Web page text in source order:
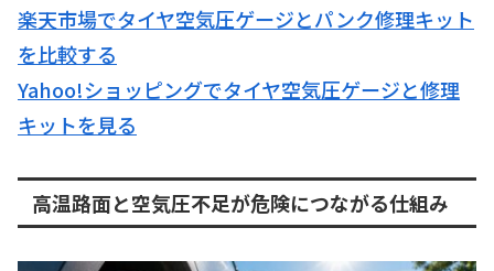
楽天市場でタイヤ空気圧ゲージとパンク修理キット
を比較する
Yahoo!ショッピングでタイヤ空気圧ゲージと修理
キットを見る
高温路面と空気圧不足が危険につながる仕組み